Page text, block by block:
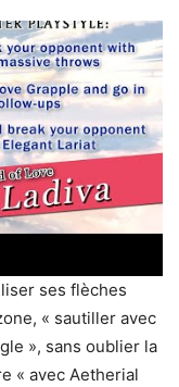
ses flèches
« sautiller avec
», sans oublier la
« avec Aetherial